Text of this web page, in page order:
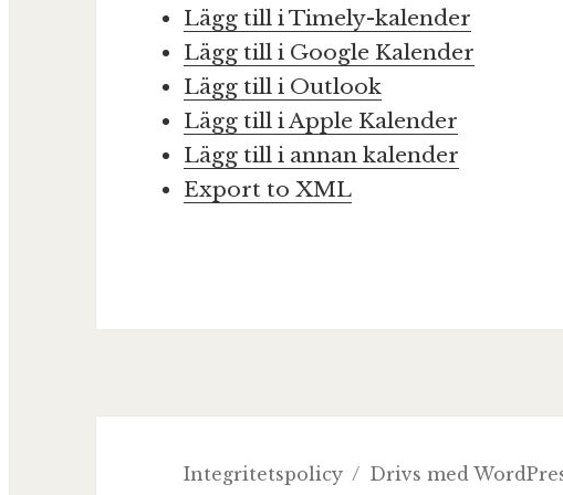
Lägg till i Timely-kalender
Lägg till i Google Kalender
Lägg till i Outlook
Lägg till i Apple Kalender
Lägg till i annan kalender
Export to XML
Integritetspolicy Drivs med